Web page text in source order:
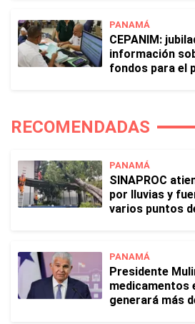
PANAMÁ
CEPANIM:
información
fondos para el
RECOMENDADAS
PANAMÁ
SINAPROC
por lluvias y
varios puntos
PANAMÁ
Presidente
medicamentos
generará más